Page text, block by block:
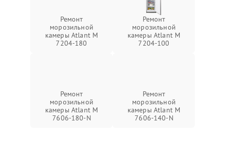
Ремонт
морозильной
камеры Atlant М
7204-180
Ремонт
морозильной
камеры Atlant М
7204-100
Ремонт
морозильной
камеры Atlant М
7606-180-N
Ремонт
морозильной
камеры Atlant М
7606-140-N